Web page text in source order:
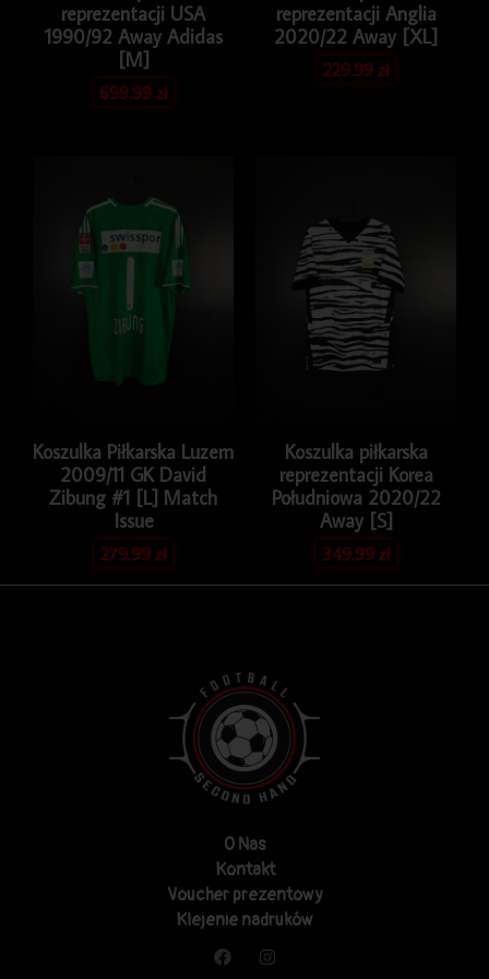
reprezentacji USA
1990/92 Away Adidas
[M]
699.99zł
reprezentacji Anglia
2020/22 Away [XL]
229.99zł
Koszulka Piłkarska Luzern
2009/11 GK David
Zibung #1 [L] Match
Issue
279.99zł
Koszulka piłkarska
reprezentacji Korea
Południowa 2020/22
Away [S]
349.99zł
O Nas
Kontakt
Voucher prezentowy
Klejenie nadruków